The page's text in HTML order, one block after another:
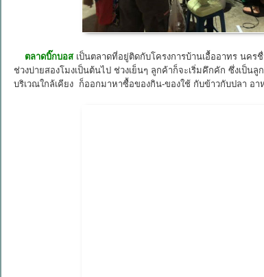
ตลาดบิ๊กบอสเป็นตลาดที่อยู่ติดกับโครงการบ้านเอื้ออาทร นค
ช่วงบ่ายสองโมงเป็นต้นไป ช่วงเย็นๆ ลูกค้าก็จะเริ่มคึกคัก ซึ่งเป็น
บริเวณใกล้เคียง ก็ออกมาหาซื้อของกิน-ของใช้ กับข้าวกับปลา อา